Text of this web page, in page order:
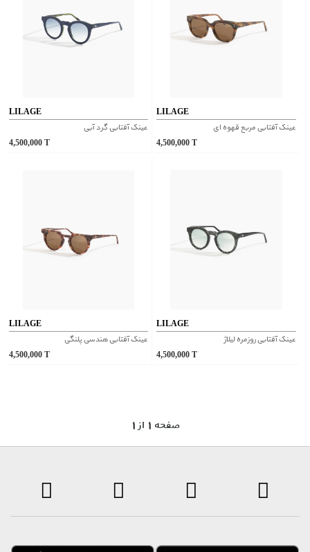
LILAGE
عینک آفتابی گرد آبی
4,500,000
LILAGE
عینک آفتابی مربع قهوه ای
4,500,000
LILAGE
عینک آفتابی هندسی پلنگی
4,500,000
LILAGE
عینک آفتابی روزمره لیلاژ
4,500,000
1 صفحه 1 از